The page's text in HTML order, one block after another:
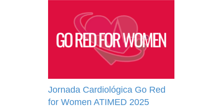
Jornada Cardiológica Go Red
for Women ATIMED 2025